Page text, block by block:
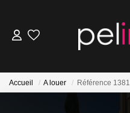
Accueil A louer Référence